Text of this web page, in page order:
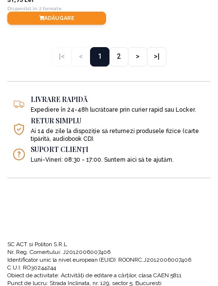
Disponibil în 2 formate
ADĂUGARE
|< < 1 2 > >|
LIVRARE RAPIDĂ
Expediere în 24-48h lucrătoare prin curier rapid sau Locker.
RETUR SIMPLU
Ai 14 de zile la dispoziție să returnezi produsele fizice (carte
tipărită, audiobook CD).
SUPORT CLIENȚI
Luni-Vineri: 08:30 - 17:00. Suntem aici să te ajutăm.
SC ACT si Politon S.R.L
Nr. Reg. Comertului: J2012006007406
Identificator unic la nivel european (EUID): ROONRC.J2012006007406
C.U.I: RO30244244
Obiect de activitate: Activităţi de editare a cărţilor, clasa CAEN 5811
Punct de lucru: Strada Inclinata, nr. 129, sector 5, Bucuresti